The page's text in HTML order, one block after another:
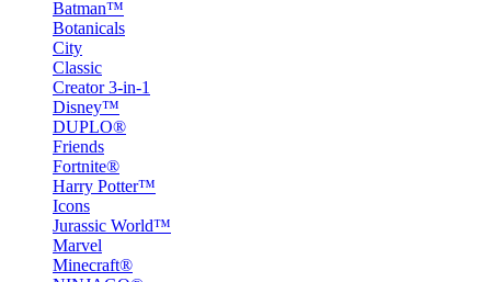
Batman™
Botanicals
City
Classic
Creator 3-in-1
Disney™
DUPLO®
Friends
Fortnite®
Harry Potter™
Icons
Jurassic World™
Marvel
Minecraft®